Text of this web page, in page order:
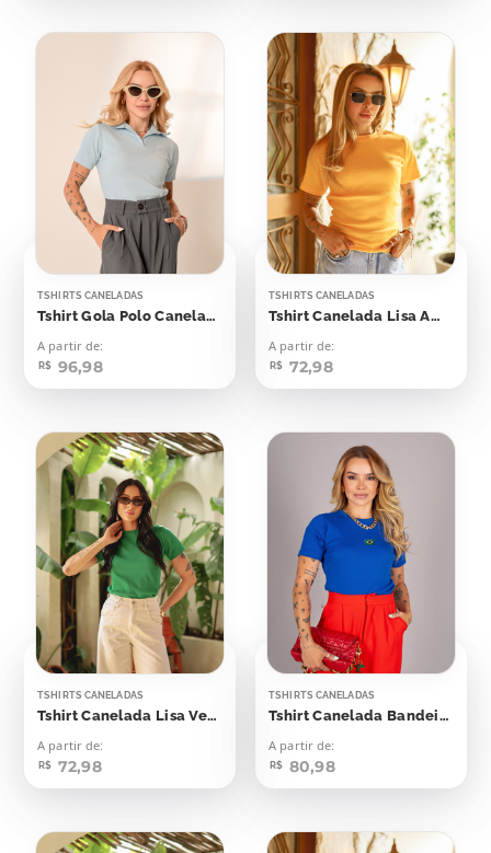
TSHIRTS CANELADAS
Tshirt Gola Polo Canelada Azul Skyway
A partir de:
R$ 96,98
TSHIRTS CANELADAS
Tshirt Canelada Lisa Amarelo Canário
A partir de:
R$ 72,98
TSHIRTS CANELADAS
Tshirt Canelada Lisa Verde Bandeira
A partir de:
R$ 72,98
TSHIRTS CANELADAS
Tshirt Canelada Bandeirinha Aplicação
A partir de:
R$ 80,98